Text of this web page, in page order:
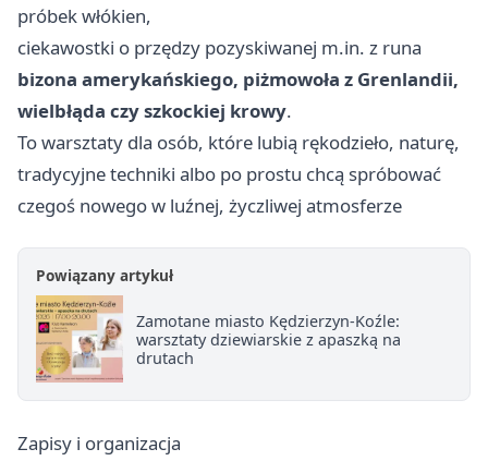
próbek włókien,
ciekawostki o przędzy pozyskiwanej m.in. z runa
bizona amerykańskiego, piżmowoła z Grenlandii,
wielbłąda czy szkockiej krowy.
To warsztaty dla osób, które lubią rękodzieło, naturę,
tradycyjne techniki albo po prostu chcą spróbować
czegoś nowego w luźnej, życzliwej atmosferze
Powiązany artykuł
Zamotane miasto Kędzierzyn-Koźle:
warsztaty dziewiarskie z apaszką na
drutach
Zapisy i organizacja